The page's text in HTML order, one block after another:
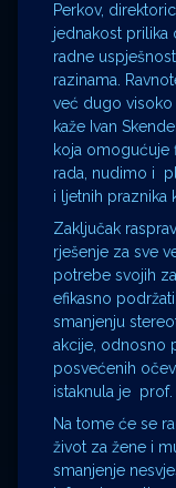
Perkov,
jednakost prilika
radne
razinama.
već dugo visoko
kaže Ivan
koja omogućuje
rada, nudimo i
i ljetnih praznika
Zaključak
rješenje za sve
potrebe svojih
efikasno
smanjenju
akcije, odnosno
posvećenih
istaknula je prof.
Na tome će se
život za žene i
smanjenje